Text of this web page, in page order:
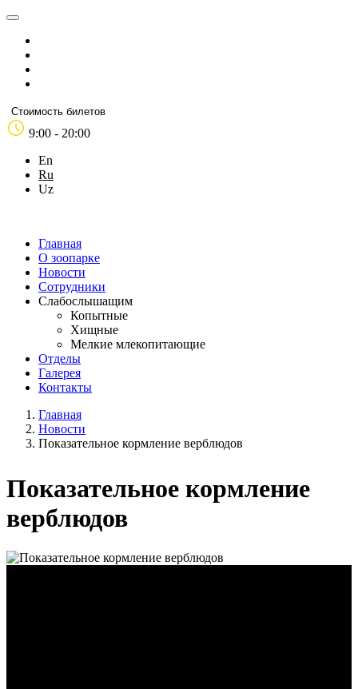
Стоимость билетов
9:00 - 20:00
En
Ru
Uz
Главная
О зоопарке
Новости
Сотрудники
Слабослышащим
Копытные
Хищные
Мелкие млекопитающие
Отделы
Галерея
Контакты
Главная
Новости
Показательное кормление верблюдов
Показательное кормление
верблюдов